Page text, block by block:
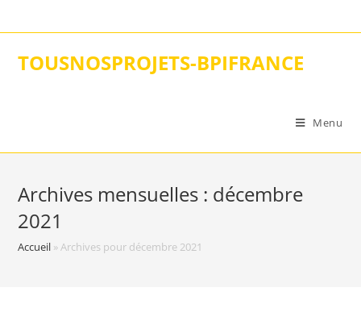
to
TOUSNOSPROJETS-BPIFRANCE
Menu
Archives mensuelles : décembre
2021
Accueil »Archives pour décembre 2021